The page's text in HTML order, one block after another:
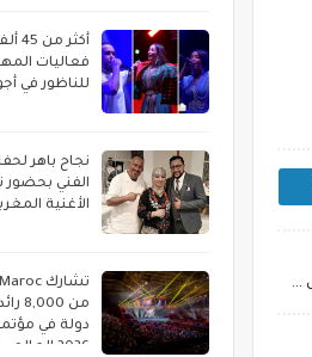
عادل الحلاوي يكتب"أنا يوسف" أول سيناريو إماراتي يناقش طموح وآمال أصحاب الهمم
فعاليات
للناظور في
الفني
الأغنية
2026 العالمي بماليزيا